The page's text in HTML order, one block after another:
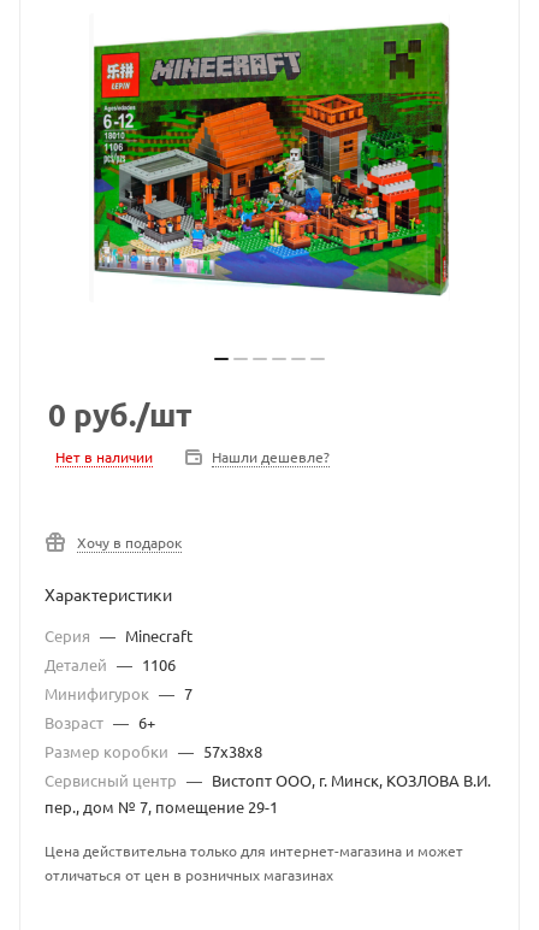
0 руб./шт
Нет в наличии Нашли дешевле?
Хочу в подарок
Характеристики
Серия — Minecraft
Деталей — 1106
Минифигурок — 7
Возраст — 6+
Размер коробки — 57x38x8
Сервисный центр — Вистопт ООО, г. Минск, КОЗЛОВА В.И.
пер., дом № 7, помещение 29-1
Цена действительна только для интернет-магазина и может
отличаться от цен в розничных магазинах